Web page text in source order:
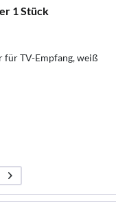
1 Stück
für TV-Empfang, weiß